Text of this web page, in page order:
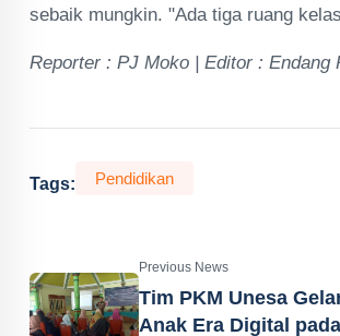
sebaik mungkin. "Ada tiga ruang
Reporter : PJ Moko | Editor : Endang
Tags: Pendidikan
Previous News
Tim PKM Unesa
Anak Era Digital